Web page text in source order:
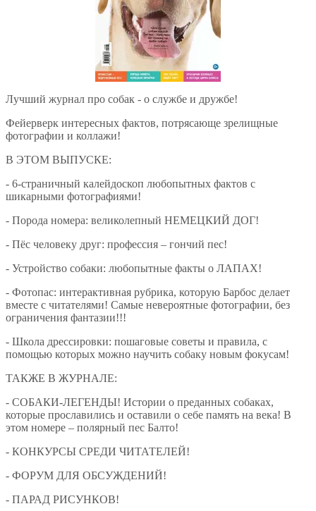
Лучший журнал про собак - о службе и дружбе!
Фейерверк интересных фактов, потрясающе зрелищные
фотографии и коллажи!
В ЭТОМ ВЫПУСКЕ:
- 6-страничный калейдоскоп любопытных фактов с
шикарными фотографиями!
- Порода номера: великолепный НЕМЕЦКИЙ ДОГ!
- Пёс человеку друг: профессия – гончий пес!
- Устройство собаки: любопытные факты о ЛАПАХ!
- Фотопас: интерактивная рубрика, которую Барбос делает
вместе с читателями! Самые невероятные фотографии, без
ограничения фантазии!!!
- Школа дрессировки: пошаговые советы и правила, с
помощью которых можно научить собаку новым фокусам!
ТАКЖЕ В ЖУРНАЛЕ:
- СОБАКИ-ЛЕГЕНДЫ! Истории о преданных собаках,
которые прославились и оставили о себе память на века! В
этом номере – полярный пес Балто!
- КОНКУРСЫ СРЕДИ ЧИТАТЕЛЕЙ!
- ФОРУМ ДЛЯ ОБСУЖДЕНИЙ!
- ПАРАД РИСУНКОВ!